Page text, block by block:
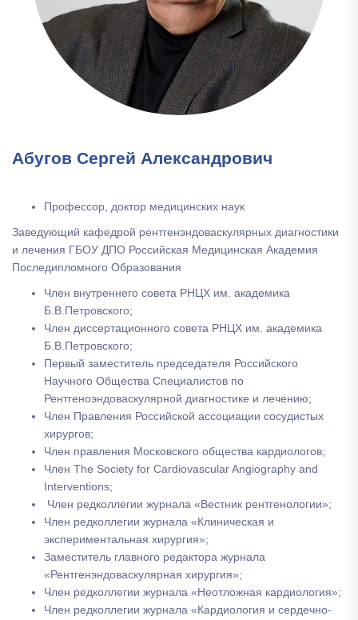
Абугов Сергей Александрович
Профессор, доктор медицинских наук
Заведующий кафедрой рентгенэндоваскулярных диагностики
и лечения ГБОУ ДПО Российская Медицинская Академия
Последипломного Образования
Член внутреннего совета РНЦХ им. академика
Б.В.Петровского;
Член диссертационного совета РНЦХ им. академика
Б.В.Петровского;
Первый заместитель председателя Российского
Научного Общества Специалистов по
Рентгеноэндоваскулярной диагностике и лечению;
Член Правления Российской ассоциации сосудистых
хирургов;
Член правления Московского общества кардиологов;
Член The Society for Cardiovascular Angiography and
Interventions;
Член редколлегии журнала «Вестник рентгенологии»;
Член редколлегии журнала «Клиническая и
экспериментальная хирургия»;
Заместитель главного редактора журнала
«Рентгенэндоваскулярная хирургия»;
Член редколлегии журнала «Неотложная кардиология»;
Член редколлегии журнала «Кардиология и сердечно-